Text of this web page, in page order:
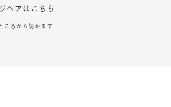
ヘアはこちら
ころから読めます